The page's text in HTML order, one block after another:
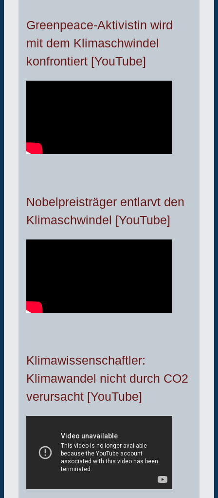
Greenpeace-Aktivistin wird
mit dem Klimaschwindel
konfrontiert [YouTube]
Nobelpreisträger entlarvt den
Klimaschwindel [YouTube]
Klimawissenschaftler:
Klimawandel nicht durch CO2
verursacht [YouTube]